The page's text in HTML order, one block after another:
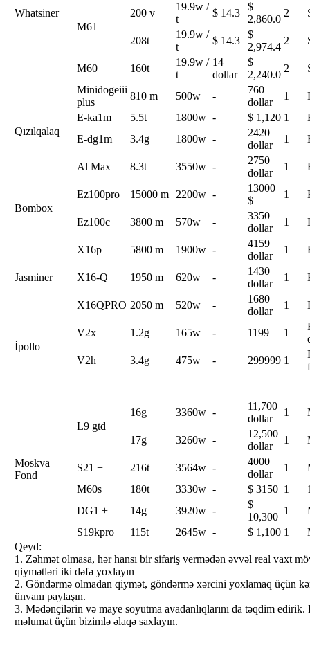
Whatsiner
M61
200 v
19.9w /
t
$ 14.3
$
2,860.0
2
208t
19.9w /
t
$ 14.3
$
2,974.4
2
M60 160t
19.9w /
t
14
dollar
$
2,240.0
2
Qızılqalaq
Minidogeiii
plus
810 m 500w -
760
dollar
1
E-ka1m
5.5t 1800w - $ 1,120 1
E-dg1m
3.4g 1800w -
2420
dollar
1
Al Max 8.3t 3550w -
2750
dollar
1
Bombox
Ez100pro 15000 m 2200w -
13000
$
1
Ez100c 3800 m 570w -
3350
dollar
1
Jasminer
X16p 5800 m 1900w -
4159
dollar
1
X16-Q 1950 m 620w -
1430
dollar
1
X16QPRO 2050 m 520w -
1680
dollar
1
İpollo
V2x 1.2g 165w - 1199 1
V2h
3.4g 475w - 299999 1
Moskva
Fond
L9 gtd
16g 3360w -
11,700
dollar
1
17g 3260w -
12,500
dollar
1
S21 + 216t 3564w -
4000
dollar
1
M60s
180t 3330w - $ 3150 1
DG1 +
14g 3920w -
$
10,300
1
S19kpro
115t 2645w - $ 1,100 1
Qeyd:
1. Zəhmət olmasa, hər hansı bir sifariş vermədən əvvəl real vaxt
qiymətləri iki dəfə yoxlayın
2. Göndərmə olmadan qiymət, göndərmə xərcini yoxlamaq üçün
ünvanı paylaşın.
3. Mədənçilərin və maye soyutma avadanlıqlarını da təqdim edirik.
məlumat üçün bizimlə əlaqə saxlayın.